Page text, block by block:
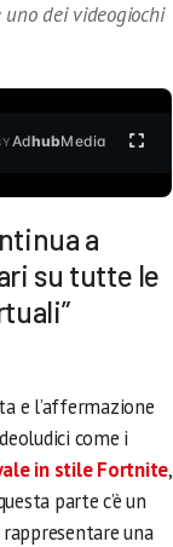
dei videogiochi
AdhubMedia
a
su tutte le
e l’affermazione
come i
in stile Fortnite,
parte c’è un
una